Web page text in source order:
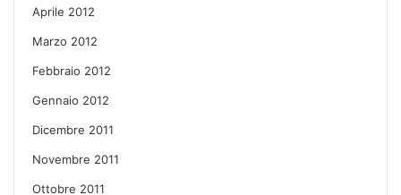
Aprile 2012
Marzo 2012
Febbraio 2012
Gennaio 2012
Dicembre 2011
Novembre 2011
Ottobre 2011